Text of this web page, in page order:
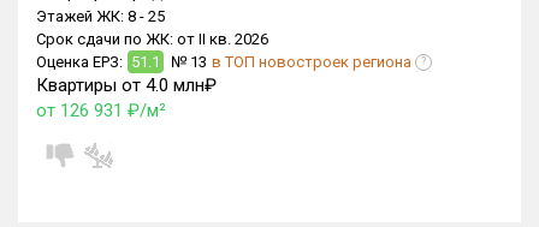
Этажей ЖК: 8 - 25
Срок сдачи по ЖК: от II кв. 2026
Оценка ЕРЗ: 51.1 № 13 в ТОП новостроек региона ?
Квартиры от 4.0 млн₽
от 126 931 ₽/м²